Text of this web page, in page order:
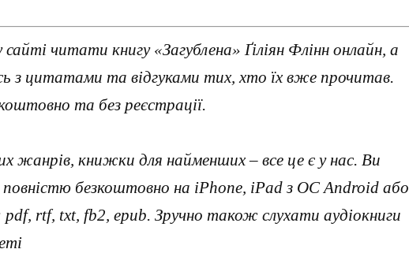
читати книгу «Загублена» Ґіліян Флінн онлайн, а
з цитатами та відгуками тих, хто їх вже прочитав.
та без реєстрації.
жанрів, книжки для найменших – все це є у нас. Ви
безкоштовно на iPhone, iPad з ОС Android або
rtf, txt, fb2, epub. Зручно також слухати аудіокниги